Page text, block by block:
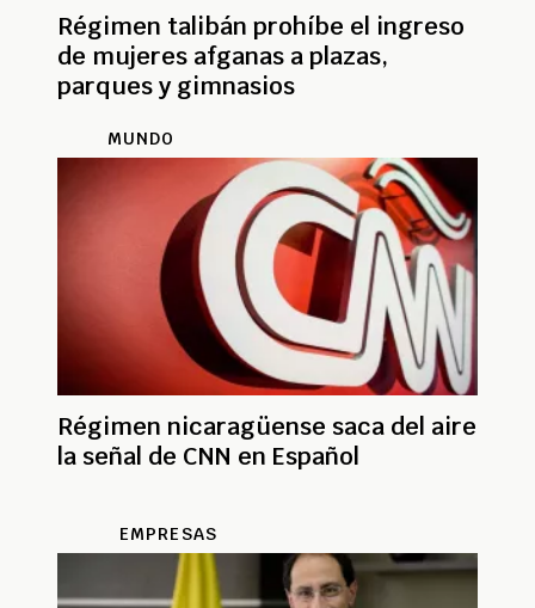
Régimen talibán prohíbe el ingreso
de mujeres afganas a plazas,
parques y gimnasios
MUNDO
Régimen nicaragüense saca del aire
la señal de CNN en Español
EMPRESAS